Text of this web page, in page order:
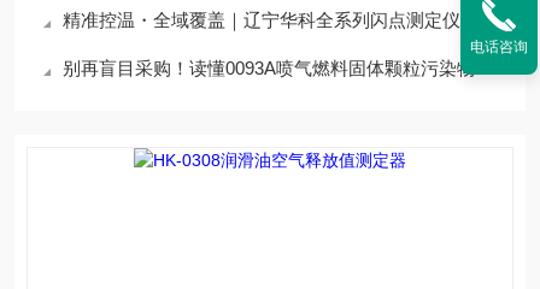
精准控温・全域覆盖｜辽宁华科全系列闪点测定仪器核心技术与行业应用解析
别再盲目采购！读懂0093A喷气燃料固体颗粒污染物测定器核心参数，选对仪器
电话咨询